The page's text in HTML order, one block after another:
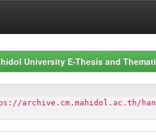
University E-Thesis and
archive.cm.mahidol.ac.th/